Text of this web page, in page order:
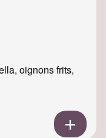
oignons frits,